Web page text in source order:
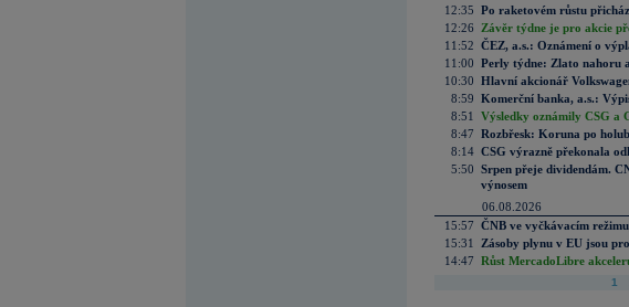
12:35 Po raketovém růstu
12:26
Závěr týdne je pro akcie
11:52 ČEZ, a.s.: Oznámení o
11:00 Perly týdne: Zlato nahoru
10:30 Hlavní akcionář
8:59 Komerční banka, a.s.:
8:51
Výsledky oznámily CSG a
8:47 Rozbřesk: Koruna po
8:14 CSG výrazně překonala
5:50 Srpen přeje dividendám.
výnosem
06.08.2026
15:57 ČNB ve vyčkávacím
15:31
Zásoby plynu v EU jsou
14:47 Růst MercadoLibre
1